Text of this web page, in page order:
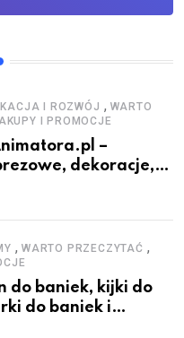
I ROZWÓJ , WARTO
I PROMOCJE
–
dekoracje,
dla animatorów
, WARTO PRZECZYTAĆ ,
do baniek, kijki do
do baniek i